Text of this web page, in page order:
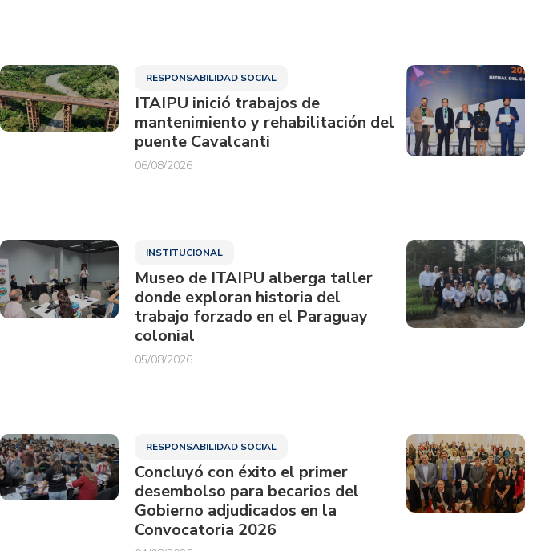
RESPONSABILIDAD SOCIAL
ITAIPU inició trabajos de
mantenimiento y rehabilitación del
puente Cavalcanti
06/08/2026
INSTITUCIONAL
Museo de ITAIPU alberga taller
donde exploran historia del
trabajo forzado en el Paraguay
colonial
05/08/2026
RESPONSABILIDAD SOCIAL
Concluyó con éxito el primer
desembolso para becarios del
Gobierno adjudicados en la
Convocatoria 2026